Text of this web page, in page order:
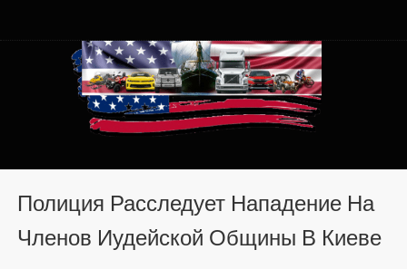
Хмельницком от auto.km.ua
Полиция Расследует Нападение На
Членов Иудейской Общины В Киеве